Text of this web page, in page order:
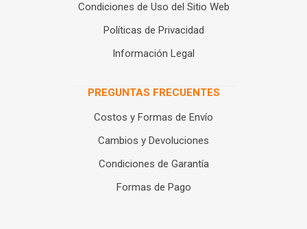
Condiciones de Uso del Sitio Web
Políticas de Privacidad
Información Legal
PREGUNTAS FRECUENTES
Costos y Formas de Envío
Cambios y Devoluciones
Condiciones de Garantía
Formas de Pago